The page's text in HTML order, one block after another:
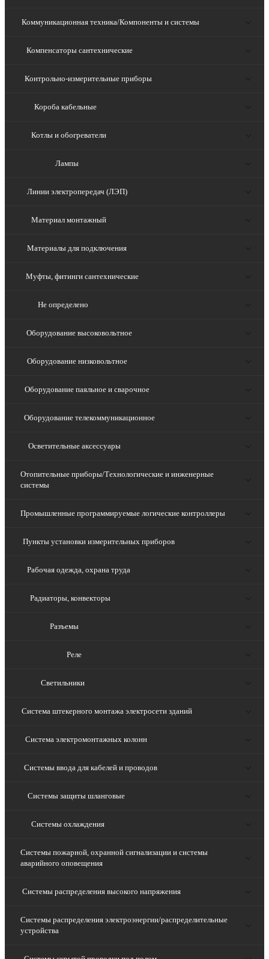
Коммуникационная техника/Компоненты и системы
Компенсаторы сантехнические
Контрольно-измерительные приборы
Короба кабельные
Котлы и обогреватели
Лампы
Линии электропередач (ЛЭП)
Материал монтажный
Материалы для подключения
Муфты, фитинги сантехнические
Не определено
Оборудование высоковольтное
Оборудование низковольтное
Оборудование паяльное и сварочное
Оборудование телекоммуникационное
Осветительные аксессуары
Отопительные приборы/Технологические и инженерные
системы
Промышленные программируемые логические контроллеры
Пункты установки измерительных приборов
Рабочая одежда, охрана труда
Радиаторы, конвекторы
Разъемы
Реле
Светильники
Система штекерного монтажа электросети зданий
Система электромонтажных колонн
Системы ввода для кабелей и проводов
Системы защиты шланговые
Системы охлаждения
Системы пожарной, охранной сигнализации и системы
аварийного оповещения
Системы распределения высокого напряжения
Системы распределения электроэнергии/распределительные
устройства